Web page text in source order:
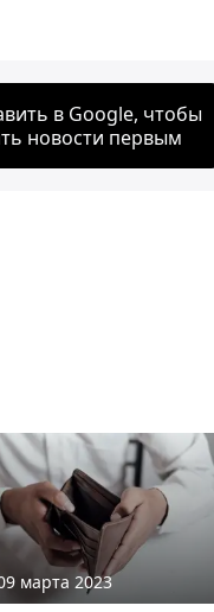
в Google, чтобы
новости первым
марта 2023